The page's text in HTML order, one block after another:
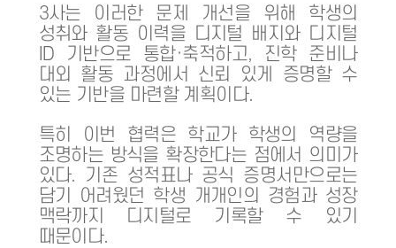
3사는 이러한 문제 개선을 위해 학생의
성취와 활동 이력을 디지털 배지와 디지털
ID 기반으로 통합·축적하고, 진학 준비나
대외 활동 과정에서 신뢰 있게 증명할 수
있는 기반을 마련할 계획이다.
특히 이번 협력은 학교가 학생의 역량을
조명하는 방식을 확장한다는 점에서 의미가
있다. 기존 성적표나 공식 증명서만으로는
담기 어려웠던 학생 개개인의 경험과 성장
맥락까지 디지털로 기록할 수 있기
때문이다.